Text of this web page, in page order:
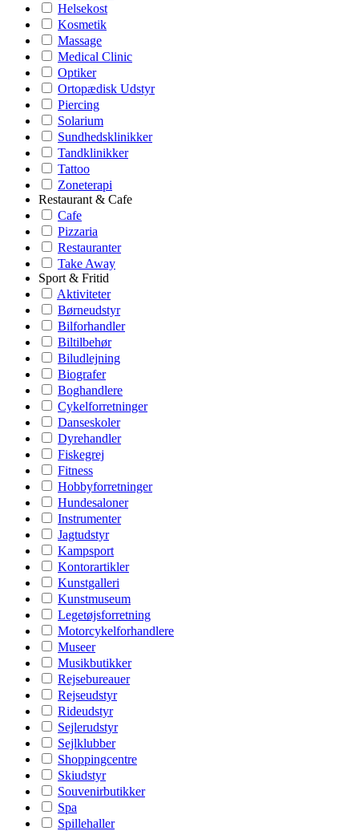
Helsekost
Kosmetik
Massage
Medical Clinic
Optiker
Ortopædisk Udstyr
Piercing
Solarium
Sundhedsklinikker
Tandklinikker
Tattoo
Zoneterapi
Restaurant & Cafe
Cafe
Pizzaria
Restauranter
Take Away
Sport & Fritid
Aktiviteter
Børneudstyr
Bilforhandler
Biltilbehør
Biludlejning
Biografer
Boghandlere
Cykelforretninger
Danseskoler
Dyrehandler
Fiskegrej
Fitness
Hobbyforretninger
Hundesaloner
Instrumenter
Jagtudstyr
Kampsport
Kontorartikler
Kunstgalleri
Kunstmuseum
Legetøjsforretning
Motorcykelforhandlere
Museer
Musikbutikker
Rejsebureauer
Rejseudstyr
Rideudstyr
Sejlerudstyr
Sejlklubber
Shoppingcentre
Skiudstyr
Souvenirbutikker
Spa
Spillehaller